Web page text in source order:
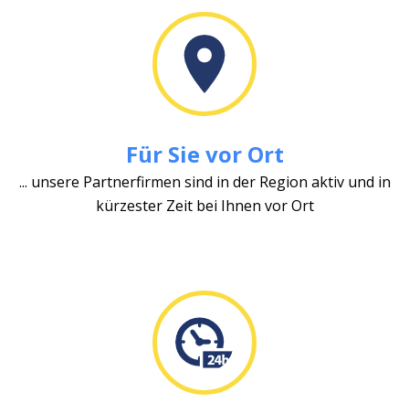
Für Sie vor Ort
... unsere Partnerfirmen sind in der Region aktiv und in
kürzester Zeit bei Ihnen vor Ort